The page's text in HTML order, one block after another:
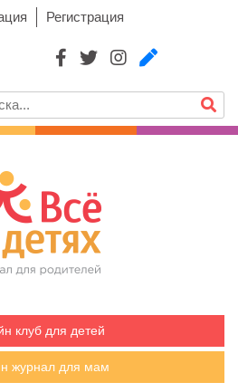
Регистрация
клуб для детей
журнал для мам